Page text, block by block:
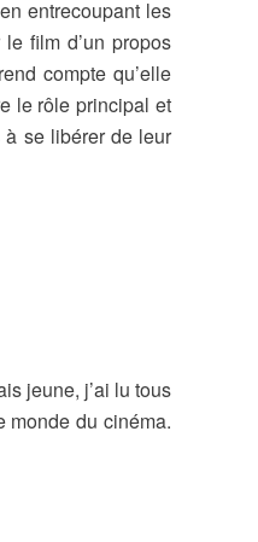
entrecoupant les
film d’un propos
compte qu’elle
le rôle principal et
à se libérer de leur
jeune, j’ai lu tous
monde du cinéma.